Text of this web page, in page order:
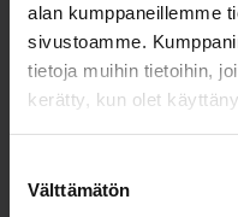
alan kumppaneillemme
sivustoamme.
tietoja muihin tietoihin,
kerätty, kun olet
valinta
Välttämätön
Aihe